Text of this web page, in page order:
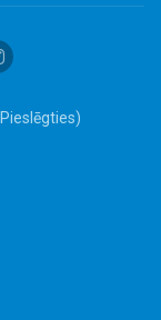
Pieslēgties)